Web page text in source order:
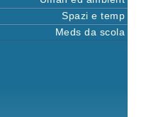
Spazi e temp
Meds da scola